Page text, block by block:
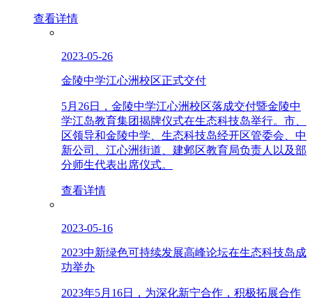
查看详情
2023-05-26
金陵中学江心洲校区正式交付
5月26日，金陵中学江心洲校区落成交付暨金陵中
学江岛教育集团揭牌仪式在生态科技岛举行。市、
区领导和金陵中学、生态科技岛经开区管委会、中
新公司、江心洲街道、建邺区教育局负责人以及部
分师生代表出席仪式。
查看详情
2023-05-16
2023中新绿色可持续发展高峰论坛在生态科技岛成
功举办
2023年5月16日，为深化新宁合作，积极拓展合作